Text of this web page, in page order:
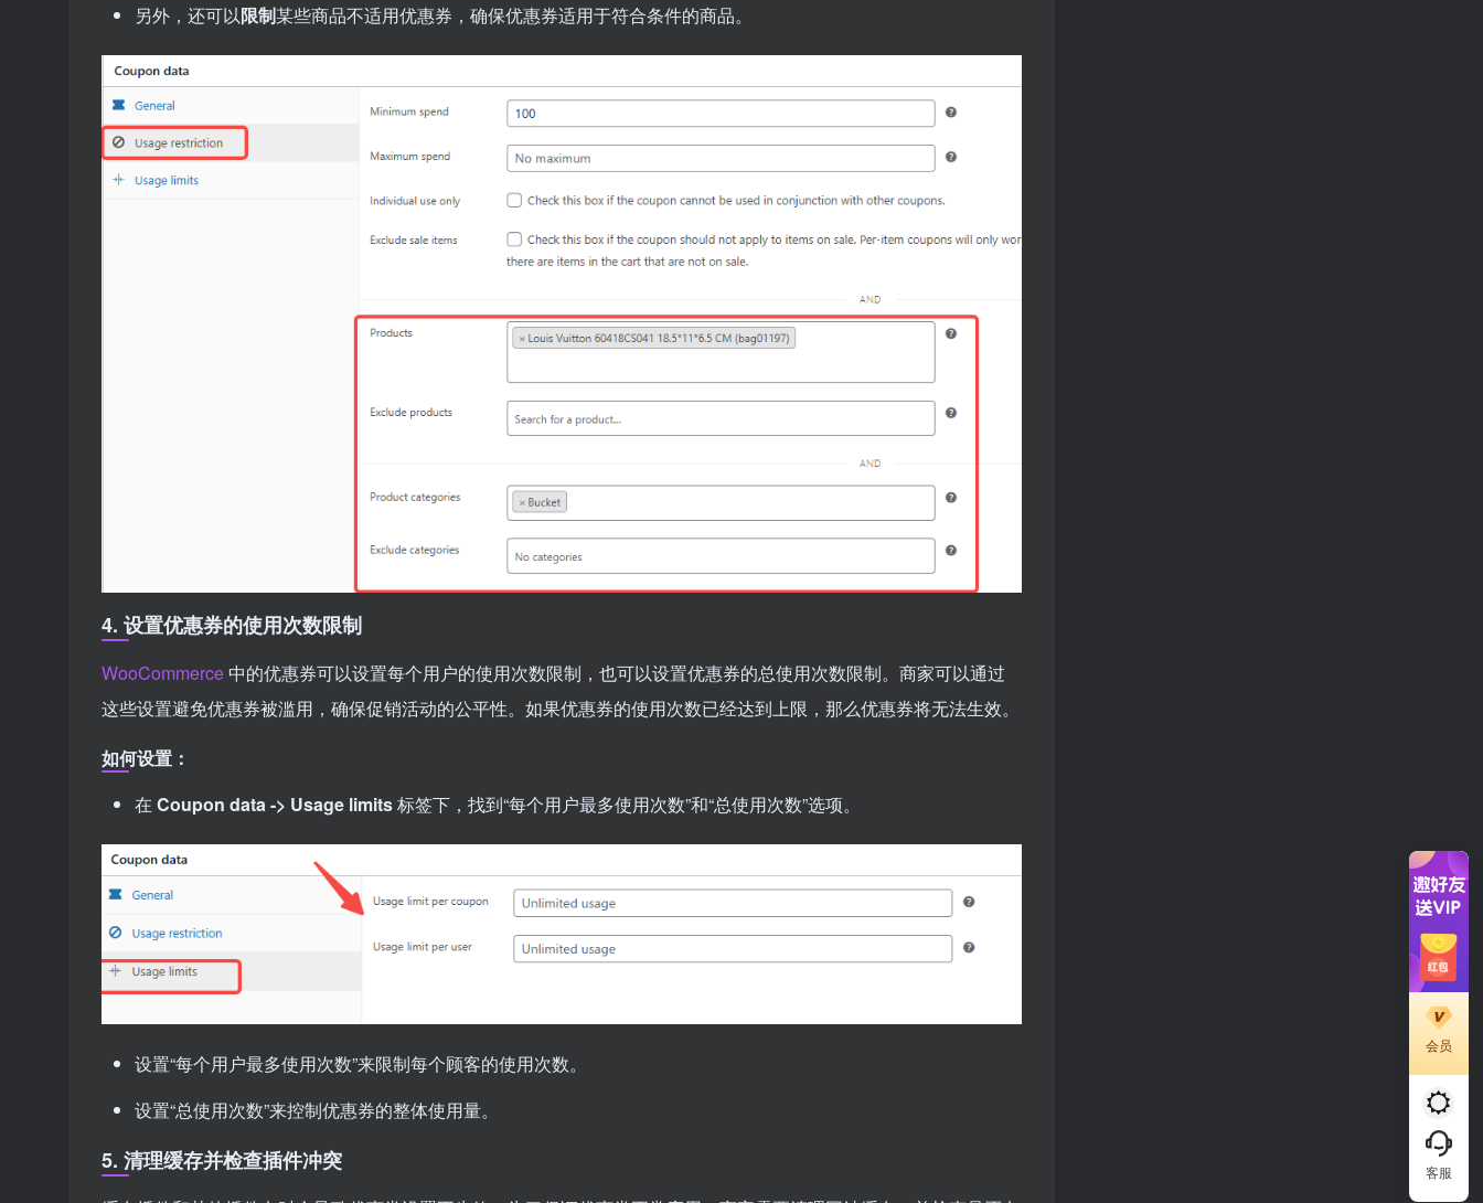
另外，还可以限制某些商品不适用优惠券，确保优惠券适用于符合条件的商品。
4. 设置优惠券的使用次数限制
WooCommerce 中的优惠券可以设置每个用户的使用次数限制，也可以设置优惠券的总使用次数限制。商家可以通过
这些设置避免优惠券被滥用，确保促销活动的公平性。如果优惠券的使用次数已经达到上限，那么优惠券将无法生效。
如何设置：
在 Coupon data -> Usage limits标签下，找到“每个用户最多使用次数”和“总使用次数”选项。
设置“每个用户最多使用次数”来限制每个顾客的使用次数。
设置“总使用次数”来控制优惠券的整体使用量。
5. 清理缓存并检查插件冲突
会员
客服